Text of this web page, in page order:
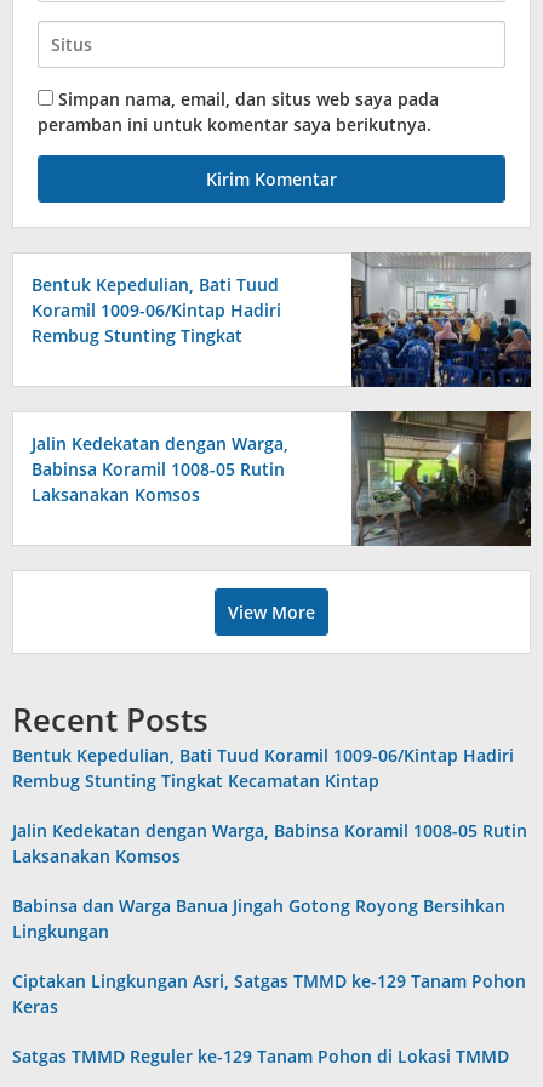
Simpan nama, email, dan situs web saya pada
peramban ini untuk komentar saya berikutnya.
Bentuk Kepedulian, Bati Tuud
Koramil 1009-06/Kintap Hadiri
Rembug Stunting Tingkat
Jalin Kedekatan dengan Warga,
Babinsa Koramil 1008-05 Rutin
Laksanakan Komsos
View More
Recent Posts
Bentuk Kepedulian, Bati Tuud Koramil 1009-06/Kintap Hadiri
Rembug Stunting Tingkat Kecamatan Kintap
Jalin Kedekatan dengan Warga, Babinsa Koramil 1008-05 Rutin
Laksanakan Komsos
Babinsa dan Warga Banua Jingah Gotong Royong Bersihkan
Lingkungan
Ciptakan Lingkungan Asri, Satgas TMMD ke-129 Tanam Pohon
Keras
Satgas TMMD Reguler ke-129 Tanam Pohon di Lokasi TMMD